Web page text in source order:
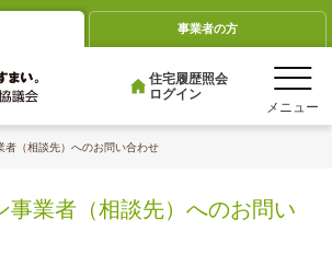
事業者の方
住宅履歴照会
ログイン
者（相談先）へのお問い合わせ
事業者（相談先）へのお問い